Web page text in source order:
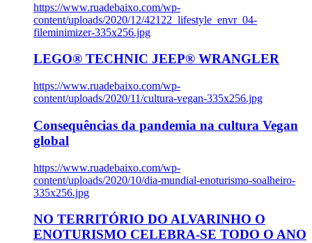
https://www.ruadebaixo.com/wp-
content/uploads/2020/12/42122_lifestyle_envr_04-
fileminimizer-335x256.jpg
LEGO® TECHNIC JEEP® WRANGLER
https://www.ruadebaixo.com/wp-
content/uploads/2020/11/cultura-vegan-335x256.jpg
Consequências da pandemia na cultura Vegan
global
https://www.ruadebaixo.com/wp-
content/uploads/2020/10/dia-mundial-enoturismo-soalheiro-
335x256.jpg
NO TERRITÓRIO DO ALVARINHO O
ENOTURISMO CELEBRA-SE TODO O ANO